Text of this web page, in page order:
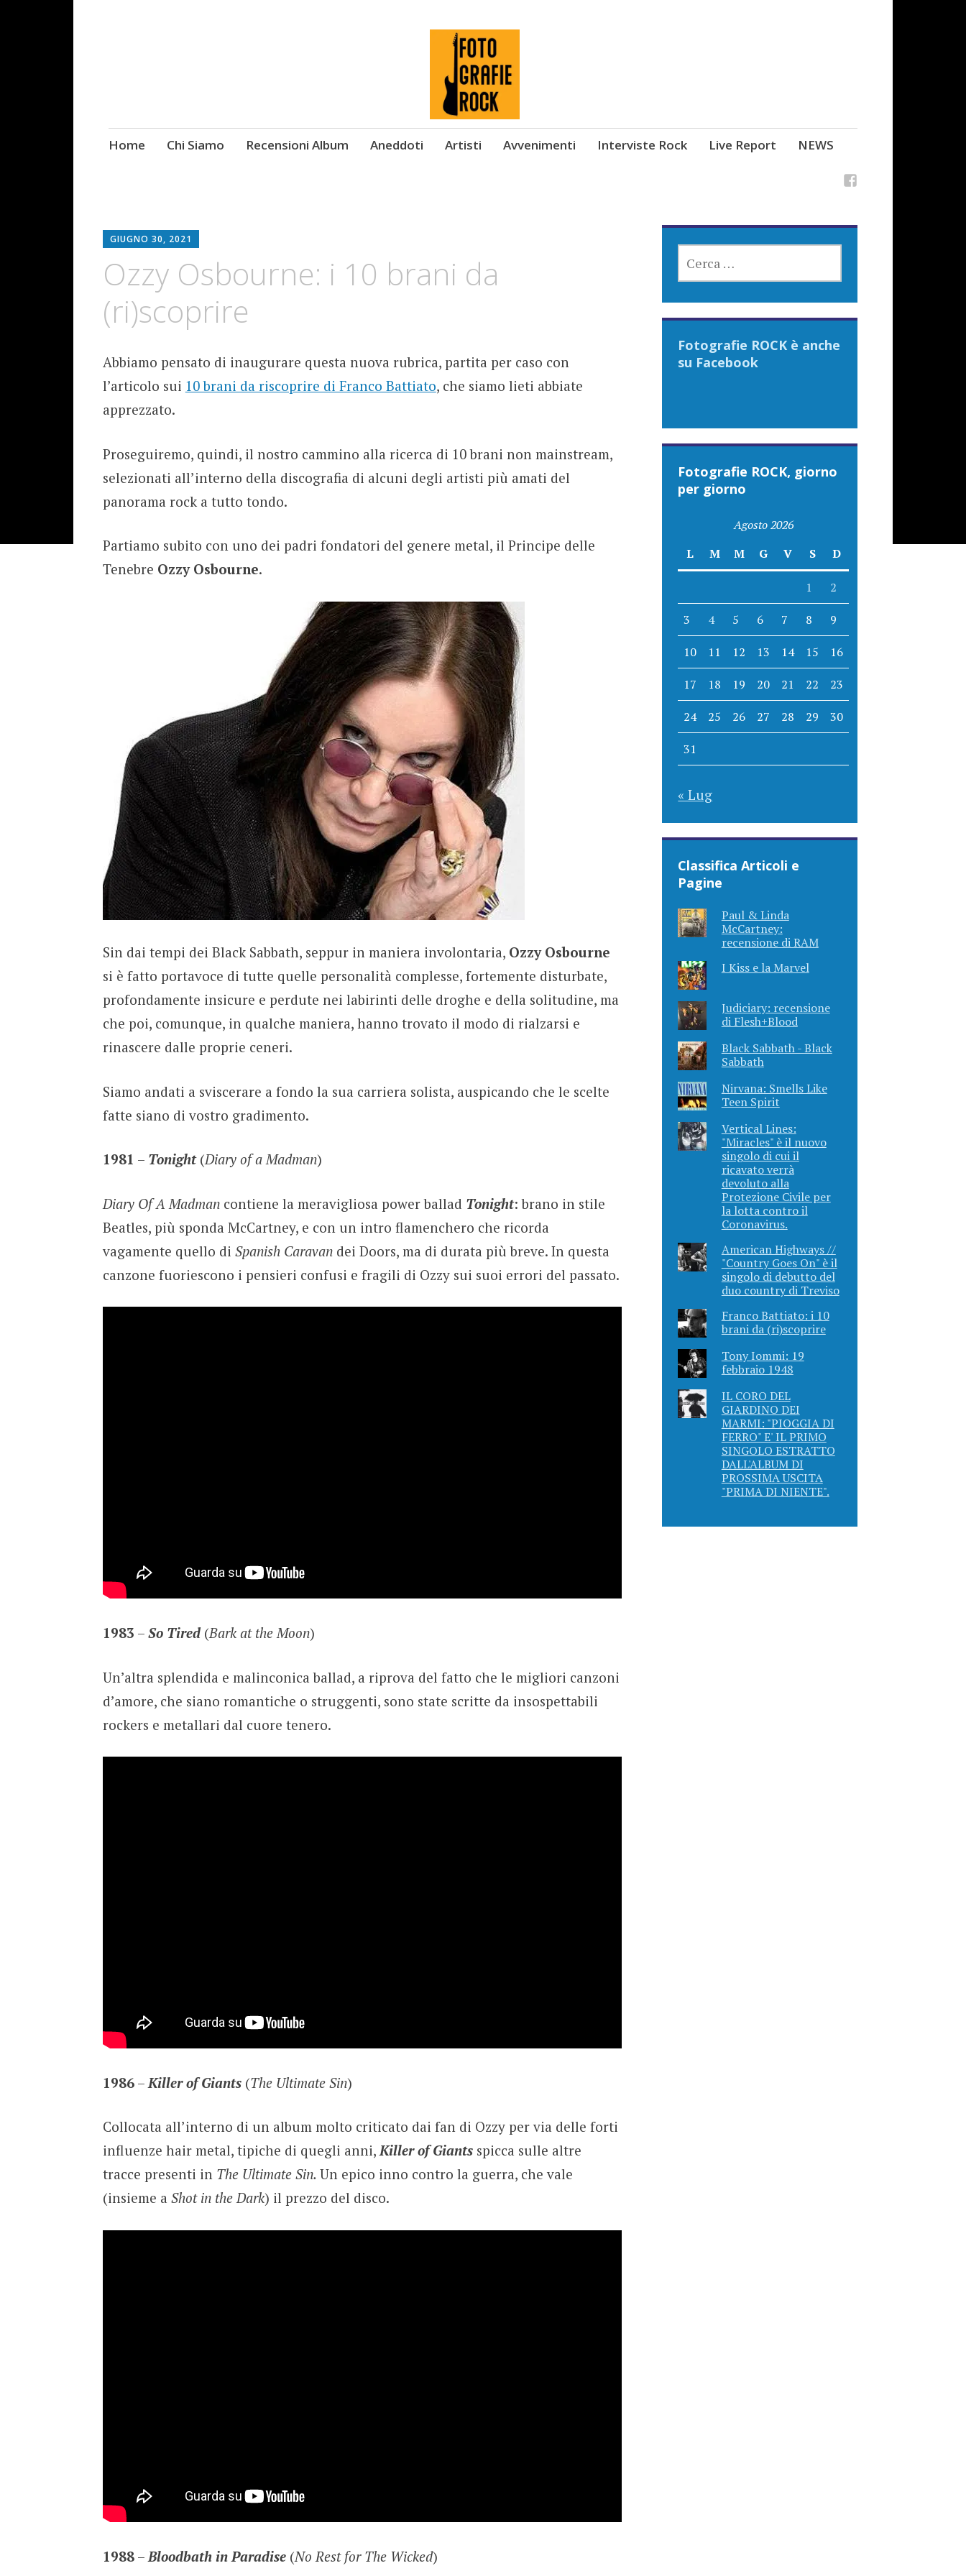
Skip
Home Chi Siamo Recensioni Album Aneddoti Artisti Avvenimenti Interviste Rock Live Report NEWS
GIUGNO 30, 2021
Ozzy Osbourne: i 10 brani da
(ri)scoprire
Abbiamo pensato di inaugurare questa nuova rubrica, partita per caso con
l’articolo sui 10 brani da riscoprire di Franco Battiato, che siamo lieti abbiate
apprezzato.
Proseguiremo, quindi, il nostro cammino alla ricerca di 10 brani non mainstream,
selezionati all’interno della discografia di alcuni degli artisti più amati del
panorama rock a tutto tondo.
Partiamo subito con uno dei padri fondatori del genere metal, il Principe delle
Tenebre Ozzy Osbourne.
Sin dai tempi dei Black Sabbath, seppur in maniera involontaria, Ozzy Osbourne
si è fatto portavoce di tutte quelle personalità complesse, fortemente disturbate,
profondamente insicure e perdute nei labirinti delle droghe e della solitudine, ma
che poi, comunque, in qualche maniera, hanno trovato il modo di rialzarsi e
rinascere dalle proprie ceneri.
Siamo andati a sviscerare a fondo la sua carriera solista, auspicando che le scelte
fatte siano di vostro gradimento.
1981 – Tonight(Diary of a Madman)
Diary Of A Madmancontiene la meravigliosa power ballad Tonight: brano in stile
Beatles, più sponda McCartney, e con un intro flamenchero che ricorda
vagamente quello di Spanish Caravan dei Doors, ma di durata più breve. In questa
canzone fuoriescono i pensieri confusi e fragili di Ozzy sui suoi errori del passato.
1983 – So Tired(Bark at the Moon)
Un’altra splendida e malinconica ballad, a riprova del fatto che le migliori canzoni
d’amore, che siano romantiche o struggenti, sono state scritte da insospettabili
rockers e metallari dal cuore tenero.
1986– Killer of Giants(The Ultimate Sin)
Collocata all’interno di un album molto criticato dai fan di Ozzy per via delle forti
influenze hair metal, tipiche di quegli anni,Killer of Giantsspicca sulle altre
tracce presenti in The Ultimate Sin. Un epico inno contro la guerra, che vale
(insieme a Shot in the Dark) il prezzo del disco.
1988– Bloodbath in Paradise(No Rest for The Wicked)
PER:
Fotografie ROCK è anche
su Facebook
Fotografie ROCK, giorno
per giorno
Agosto 2026
L
M M G V S D
1 2
3 4 5 6 7 8 9
10 11 12 13 14 15 16
17 18 19 20 21 22 23
24 25 26 27 28 29 30
31
« Lug
Classifica Articoli e
Pagine
Paul & Linda
McCartney:
recensione di RAM
I Kiss e la Marvel
Judiciary: recensione
di Flesh+Blood
Black Sabbath - Black
Sabbath
Nirvana: Smells Like
Teen Spirit
Vertical Lines:
"Miracles" è il nuovo
singolo di cui il
ricavato verrà
devoluto alla
Protezione Civile per
la lotta contro il
Coronavirus.
American Highways //
"Country Goes On" è il
singolo di debutto del
duo country di Treviso
Franco Battiato: i 10
brani da (ri)scoprire
Tony Iommi: 19
febbraio 1948
IL CORO DEL
GIARDINO DEI
MARMI: "PIOGGIA DI
FERRO" E' IL PRIMO
SINGOLO ESTRATTO
DALL'ALBUM DI
PROSSIMA USCITA
"PRIMA DI NIENTE".